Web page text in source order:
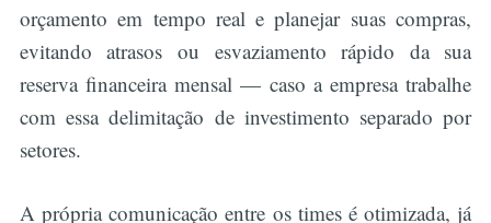
orçamento em tempo real e planejar suas compras,
evitando atrasos ou esvaziamento rápido da sua
reserva financeira mensal — caso a empresa trabalhe
com essa delimitação de investimento separado por
setores.
A própria comunicação entre os times é otimizada, já